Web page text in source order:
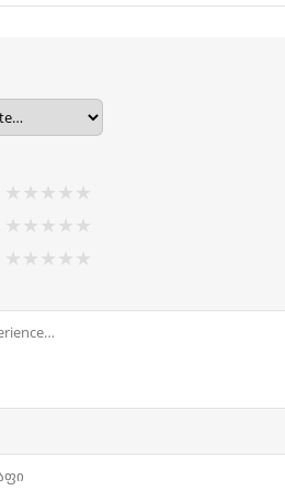
★ ★ ★ ★ ★
★ ★ ★ ★ ★
★ ★ ★ ★ ★